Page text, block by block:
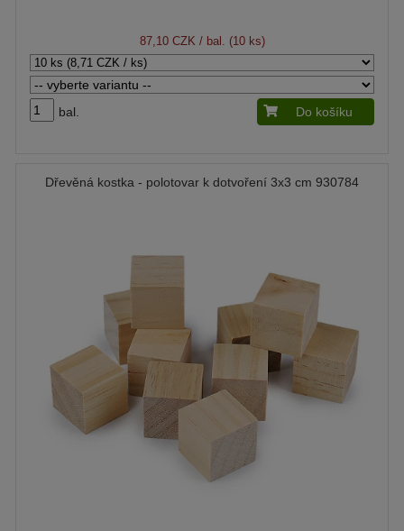
87,10 CZK / bal. (10 ks)
bal. Do košíku
Dřevěná kostka - polotovar k dotvoření 3x3 cm 930784